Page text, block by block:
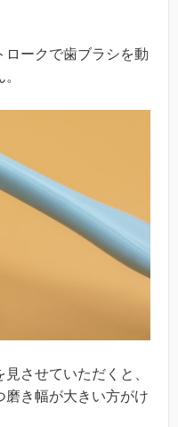
ロークで歯ブラシを動
させていただくと、
磨き幅が大きい方がけ